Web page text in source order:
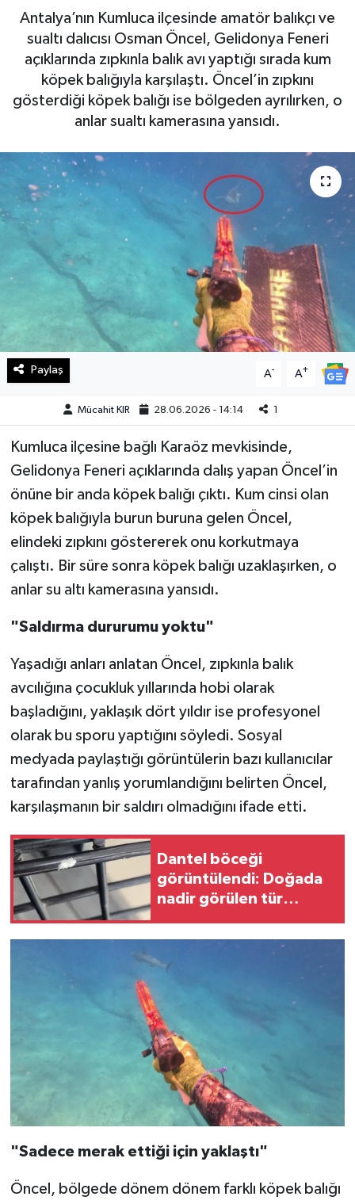
Antalya’nın Kumluca ilçesinde amatör balıkçı ve
sualtı dalıcısı Osman Öncel, Gelidonya Feneri
açıklarında zıpkınla balık avı yaptığı sırada kum
köpek balığıyla karşılaştı. Öncel’in zıpkını
gösterdiği köpek balığı ise bölgeden ayrılırken, o
anlar sualtı kamerasına yansıdı.
Paylaş A- A+
Mücahit KIR 28.06.2026 - 14:14 1
Kumluca ilçesine bağlı Karaöz mevkisinde,
Gelidonya Feneri açıklarında dalış yapan Öncel’in
önüne bir anda köpek balığı çıktı. Kum cinsi olan
köpek balığıyla burun buruna gelen Öncel,
elindeki zıpkını göstererek onu korkutmaya
çalıştı. Bir süre sonra köpek balığı uzaklaşırken, o
anlar su altı kamerasına yansıdı.
"Saldırma dururumu yoktu"
Yaşadığı anları anlatan Öncel, zıpkınla balık
avcılığına çocukluk yıllarında hobi olarak
başladığını, yaklaşık dört yıldır ise profesyonel
olarak bu sporu yaptığını söyledi. Sosyal
medyada paylaştığı görüntülerin bazı kullanıcılar
tarafından yanlış yorumlandığını belirten Öncel,
karşılaşmanın bir saldırı olmadığını ifade etti.
Dantel böceği
görüntülendi: Doğada
nadir görülen tür
"Sadece merak ettiği için yaklaştı"
Öncel, bölgede dönem dönem farklı köpek balığı
Haberde İnsan
Kültür Sanat
Magazin
Manşet Altı
Manşetler
Resmi İlan
Sağlık
SürManşet
KAHRAMANMARAŞ